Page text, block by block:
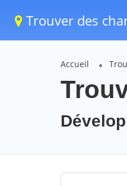
Trouver des
Accueil